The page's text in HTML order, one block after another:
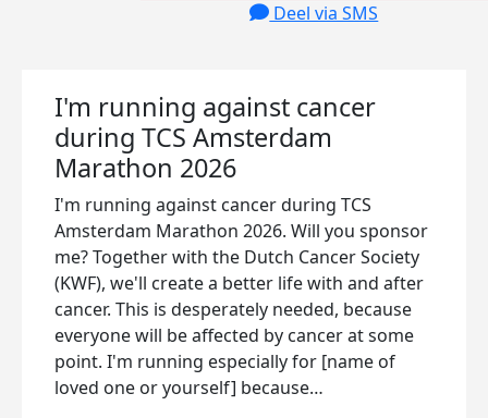
Deel via SMS
I'm running against cancer
during TCS Amsterdam
Marathon 2026
I'm running against cancer during TCS
Amsterdam Marathon 2026. Will you sponsor
me? Together with the Dutch Cancer Society
(KWF), we'll create a better life with and after
cancer. This is desperately needed, because
everyone will be affected by cancer at some
point. I'm running especially for [name of
loved one or yourself] because…